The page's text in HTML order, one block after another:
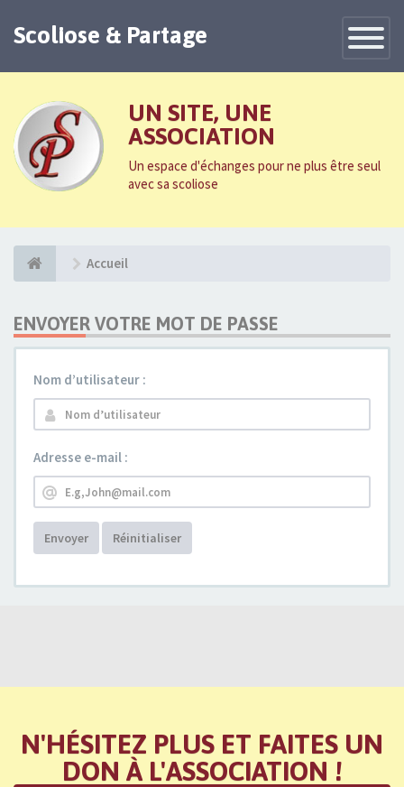
Toggle
Scoliose & Partage
UN SITE, UNE
ASSOCIATION
Un espace d'échanges pour ne plus être seul
avec sa scoliose
Accueil
ENVOYER VOTRE MOT DE PASSE
Nom d’utilisateur :
Adresse e-mail :
Envoyer Réinitialiser
N'HÉSITEZ PLUS ET FAITES UN
DON À L'ASSOCIATION !